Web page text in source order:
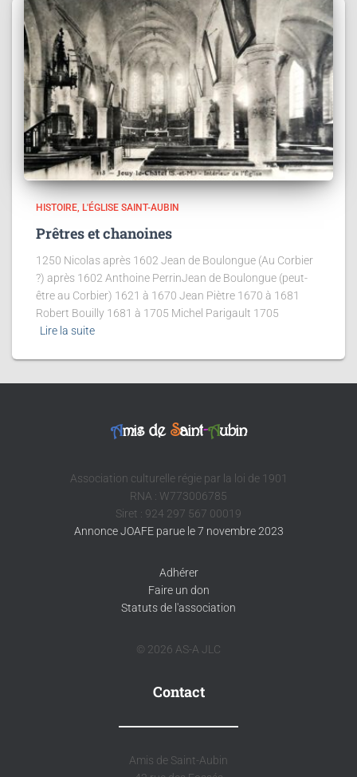
HISTOIRE L'ÉGLISE SAINT-AUBIN
Prêtres et chanoines
1250 Nicolas après 1602 Jean de Boulongue (Au Corbier
?) après 1602 Anthoine PerrinJean de Boulongue (peut-
être au Corbier) 1621 à 1670 Jean Piètre 1670 à 1681
Robert Bouilly 1681 à 1705 Michel Parigault 1705
Lire la suite
Amis de Saint-Aubin
Association culturelle régie par la loi de 1901
RNA : W773006785
Siret : 924 297 567 00019
Annonce JOAFE parue le 7 novembre 2023
Adhérer
Faire un don
Statuts de l'association
© 2026 AS-A JLC
Contact
Amis de Saint-Aubin